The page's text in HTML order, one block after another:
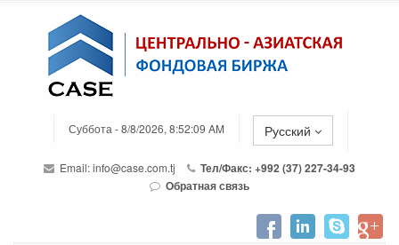
Суббота - 8/8/2026, 8:52:09 AM Русский
Email:info@case.com.tj
Тел/Факс: +992 (37) 227-34-93
Обратная связь